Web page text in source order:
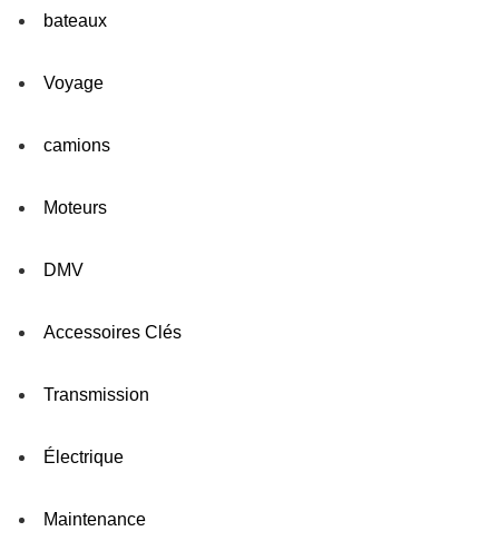
bateaux
Voyage
camions
Moteurs
DMV
Accessoires Clés
Transmission
Électrique
Maintenance